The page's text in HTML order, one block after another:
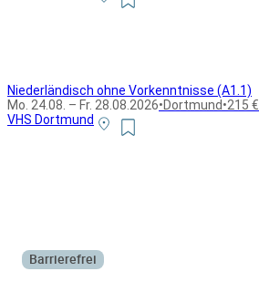
Niederländisch ohne Vorkenntnisse (A1.1)
Mo. 24.08. – Fr. 28.08.2026•Dortmund•215 €
VHS Dortmund
Barrierefrei